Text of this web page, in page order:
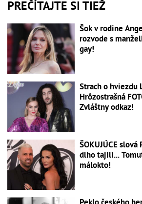
PREČÍTAJTE SI TIEŽ
Šok v rodine
rozvode s
gay!
Strach o hviezdu
Hrôzostrašná
Zvláštny odkaz!
ŠOKUJÚCE
dlho tajili...
málokto!